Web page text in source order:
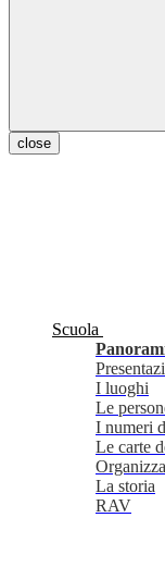
close
Scuola
I luoghi
Le
I numeri
Le carte
La storia
RAV